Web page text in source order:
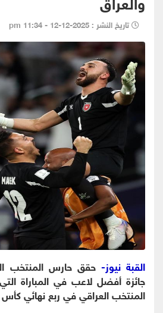
تاريخ النشر : 2025-12-12 - 11:34 pm
القبة نيوز-حقق حارس المنتخب
جائزة أفضل لاعب في المباراة
المنتخب العراقي في ربع نهائي